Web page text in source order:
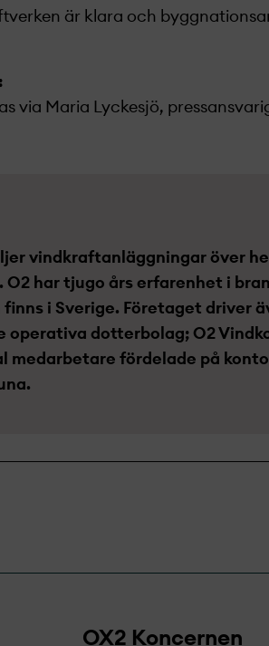
är klara och
via Maria Lyckesjö,
vindkraftanläggningar över
har tjugo års erfarenhet i
i Sverige. Företaget driver
dotterbolag; O2
medarbetare fördelade på
OX2 Koncernen